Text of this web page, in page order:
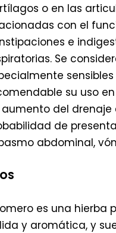
o en las
con el
e
Se
su uso
aumento del drenaje
de
abdominal,
es una hierba
y aromática, y